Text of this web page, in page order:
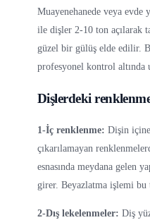
Muayenehanede veya evde
ile dişler 2-10 ton açılarak
güzel bir gülüş elde edilir.
profesyonel kontrol altında
Dişlerdeki
1-İç renklenme: Dişin
çıkarılamayan
esnasında meydana gelen
girer. Beyazlatma işlemi bu
2-Dış lekelenmeler: Diş